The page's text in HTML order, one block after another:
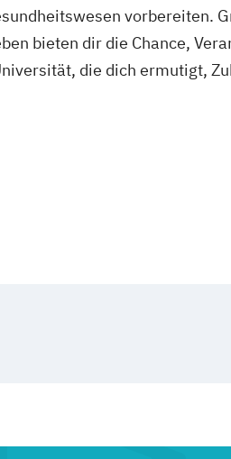
vorbereiten.
bieten dir die Chance,
die dich ermutigt,